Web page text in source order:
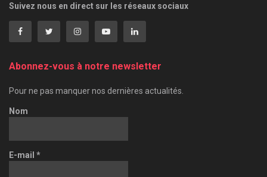
Suivez nous en direct sur les réseaux sociaux
Abonnez-vous à notre newsletter
Pour ne pas manquer nos dernières actualités.
Nom
E-mail *